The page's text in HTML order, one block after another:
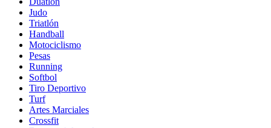
Judo
Triatlón
Handball
Motociclismo
Pesas
Running
Softbol
Tiro Deportivo
Turf
Artes Marciales
Crossfit